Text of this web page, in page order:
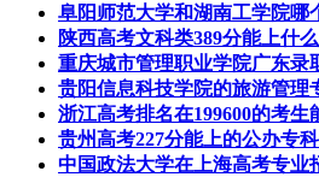
阜阳师范大学和湖南工学院哪
陕西高考文科类389分能上什
重庆城市管理职业学院广东录
贵阳信息科技学院的旅游管理
浙江高考排名在199600的考生
贵州高考227分能上的公办专
中国政法大学在上海高考专业